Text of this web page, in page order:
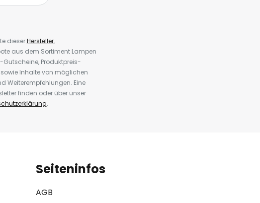
dieserHersteller.
aus dem Sortiment Lampen
Produktpreis-
Inhalte von möglichen
Weiterempfehlungen. Eine
finden oder über unser
.
Seiteninfos
AGB